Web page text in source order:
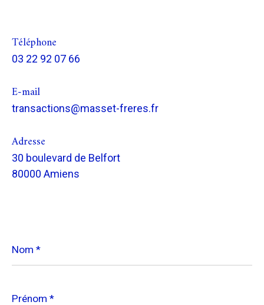
Téléphone
03 22 92 07 66
E-mail
transactions@masset-freres.fr
Adresse
30 boulevard de Belfort
80000 Amiens
*
*